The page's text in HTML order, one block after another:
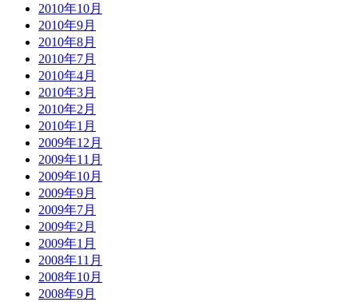
2010年10月
2010年9月
2010年8月
2010年7月
2010年4月
2010年3月
2010年2月
2010年1月
2009年12月
2009年11月
2009年10月
2009年9月
2009年7月
2009年2月
2009年1月
2008年11月
2008年10月
2008年9月